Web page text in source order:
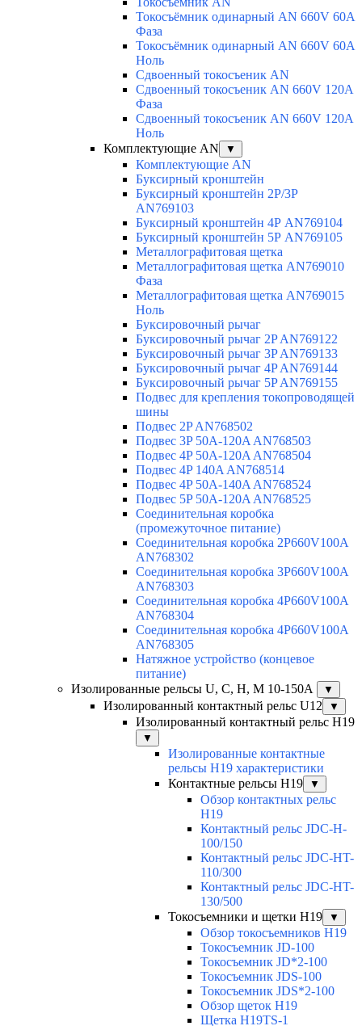
Токосъёмник одинарный AN 660V 60A
Фаза
Токосъёмник одинарный AN 660V 60A
Ноль
Сдвоенный токосъеник AN
Сдвоенный токосъеник AN 660V 120A
Фаза
Сдвоенный токосъеник AN 660V 120A
Ноль
Комплектующие AN
▼
Комплектующие AN
Буксирный кронштейн
Буксирный кронштейн 2Р/3Р
AN769103
Буксирный кронштейн 4Р AN769104
Буксирный кронштейн 5Р AN769105
Металлографитовая щетка
Металлографитовая щетка AN769010
Фаза
Металлографитовая щетка AN769015
Ноль
Буксировочный рычаг
Буксировочный рычаг 2P AN769122
Буксировочный рычаг 3P AN769133
Буксировочный рычаг 4P AN769144
Буксировочный рычаг 5P AN769155
Подвес для крепления токопроводящей
шины
Подвес 2P AN768502
Подвес 3P 50A-120A AN768503
Подвес 4P 50A-120A AN768504
Подвес 4P 140A AN768514
Подвес 4P 50A-140A AN768524
Подвес 5P 50A-120A AN768525
Соединительная коробка
(промежуточное питание)
Соединительная коробка 2P660V100A
AN768302
Соединительная коробка 3P660V100A
AN768303
Соединительная коробка 4P660V100A
AN768304
Соединительная коробка 4P660V100A
AN768305
Натяжное устройство (концевое
питание)
Изолированные рельсы U, C, H, M 10-150А
▼
Изолированный контактный рельс U12 ▼
Изолированный контактный рельс Н19
▼
Изолированные контактные
рельсы Н19 характеристики
Контактные рельсы H19
▼
Обзор контактных рельс
H19
Контактный рельс JDC-H-
100/150
Контактный рельс JDC-HT-
110/300
Контактный рельс JDC-HT-
130/500
Токосъемники и щетки H19
▼
Обзор токосъемников H19
Токосъемник JD-100
Токосъемник JD*2-100
Токосъемник JDS-100
Токосъемник JDS*2-100
Обзор щеток H19
Щетка H19TS-1